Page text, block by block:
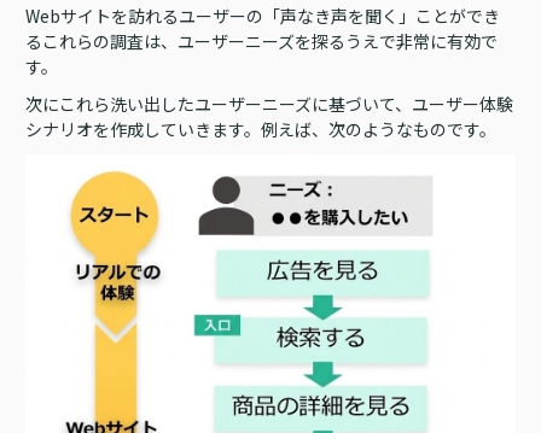
Webサイトを訪れるユーザーの「声なき声を聞く」ことができ
るこれらの調査は、ユーザーニーズを探るうえで非常に有効で
す。
次にこれら洗い出したユーザーニーズに基づいて、ユーザー体験
シナリオを作成していきます。例えば、次のようなものです。